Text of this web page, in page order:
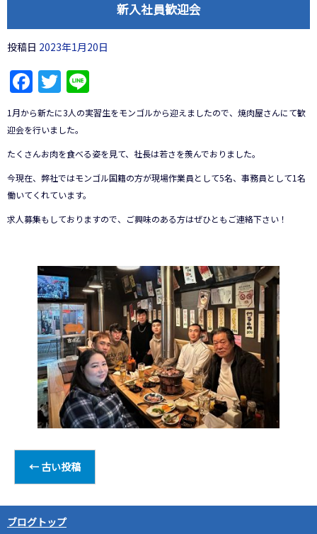
新入社員歓迎会
投稿日 2023年1月20日
Facebook
Twitter
1月から新たに3人の実習生をモンゴルから迎えましたので、焼肉屋さんにて歓
迎会を行いました。
たくさんお肉を食べる姿を見て、社長は若さを羨んでおりました。
今現在、弊社ではモンゴル国籍の方が現場作業員として5名、事務員として1名
働いてくれています。
求人募集もしておりますので、ご興味のある方はぜひともご連絡下さい！
← 古い投稿
ブログトップ